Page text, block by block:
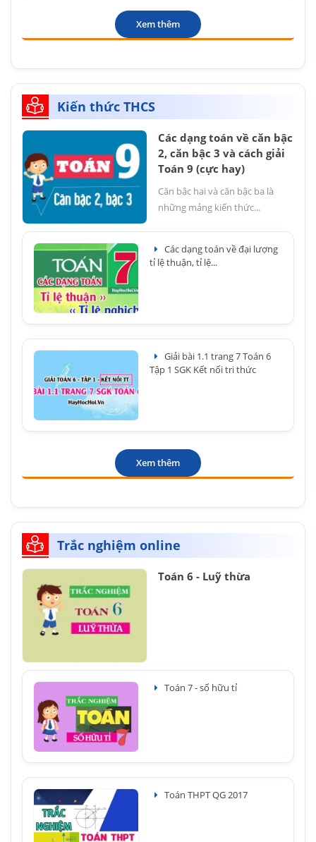
Xem thêm
Kiến thức THCS
Các dạng toán về căn bậc
2, căn bậc 3 và cách giải
Toán 9 (cực hay)
Căn bậc hai và căn bậc ba là
những mảng kiến thức...
Các dạng toán về đại lượng
tỉ lệ thuận, tỉ lệ...
Giải bài 1.1 trang 7 Toán 6
Tập 1 SGK Kết nối tri thức
Xem thêm
Trắc nghiệm online
Toán 6 - Luỹ thừa
Toán 7 - số hữu tỉ
Toán THPT QG 2017